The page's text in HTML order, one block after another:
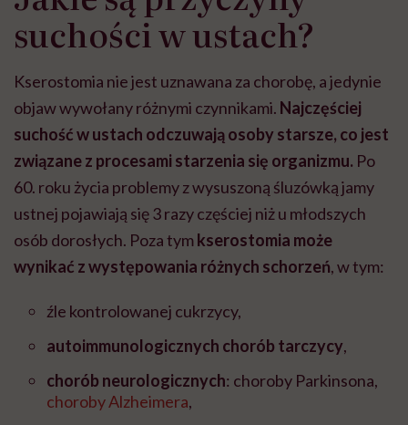
głupota i brak
wyobraźni"
suchości w ustach?
Kserostomia nie jest uznawana za chorobę, a jedynie
objaw wywołany różnymi czynnikami. Najczęściej
suchość w ustach odczuwają osoby starsze, co jest
związane z procesami starzenia się organizmu. Po
60. roku życia problemy z wysuszoną śluzówką jamy
ustnej pojawiają się 3 razy częściej niż u młodszych
osób dorosłych. Poza tymkserostomia może
wynikać z występowania różnych schorzeń, w tym:
źle kontrolowanej cukrzycy,
autoimmunologicznych chorób tarczycy,
chorób neurologicznych: choroby Parkinsona,
choroby Alzheimera,